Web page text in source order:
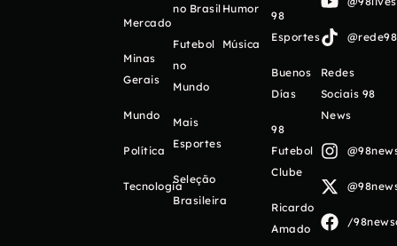
Mercado
Minas
Gerais
Mundo
Política
Tecnologia
no Brasil
Futebol
no
Mundo
Mais
Esportes
Seleção
Brasileira
Humor
Música
98
Esportes
Buenos
Días
98
Futebol
Clube
Ricardo
Amado
Redes
Sociais 98
News
/